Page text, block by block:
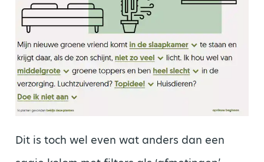
Dit is toch wel even wat anders dan een